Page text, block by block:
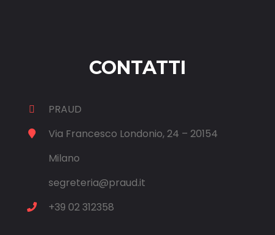
CONTATTI
PRAUD
Via Francesco Londonio, 24 – 20154
Milano
segreteria@praud.it
+39 02 312358